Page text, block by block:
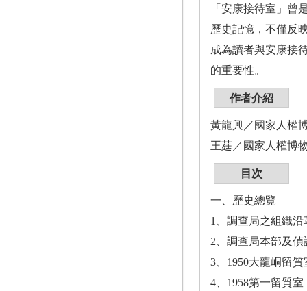
「安康接待室」曾
歷史記憶，不僅反
成為讀者與安康接
的重要性。
作者介紹
黃龍興／國家人權
王莛／國家人權博
目次
一、歷史總覽
1、調查局之組織沿
2、調查局本部及
3、1950大龍峒留質
4、1958第一留質